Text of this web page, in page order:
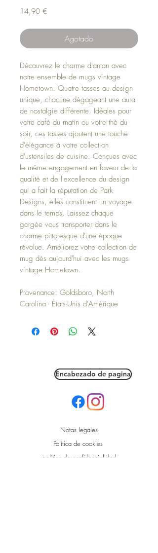
14,90 €Precio
Agotado
Découvrez le charme d'antan avec
notre ensemble de mugs vintage
Hometown. Quatre tasses au design
unique, chacune dégageant une aura
de nostalgie différente. Idéales pour
votre café du matin ou votre thé du
soir, ces tasses ajoutent une touche
d'élégance à votre collection
d'ustensiles de cuisine. Conçues avec
le même engagement en faveur de la
qualité et de l'excellence du design
qui a fait la réputation de Park
Designs, elles constituent un voyage
dans le temps. Laissez chaque
gorgée vous transporter dans le
charme pittoresque d'une époque
révolue. Améliorez votre collection de
mug dès aujourd'hui avec les mugs
vintage Hometown.
Provenance: Goldsboro, North
Carolina - États-Unis d'Amérique
Encabezado de pagina
Notas legales
Política de cookies
política de confidencialidad